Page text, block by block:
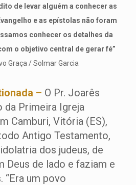
de levar alguém a conhecer as
e as epístolas não foram
conhecer os detalhes da
o objetivo central de gerar fé”
Graça / Solmar Garcia
– O Pr. Joarês
da Primeira Igreja
Camburi, Vitória (ES),
Antigo Testamento,
dos judeus, de
Deus de lado e faziam e
“Era um povo